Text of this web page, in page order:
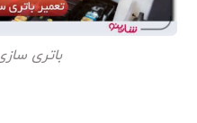
باتری